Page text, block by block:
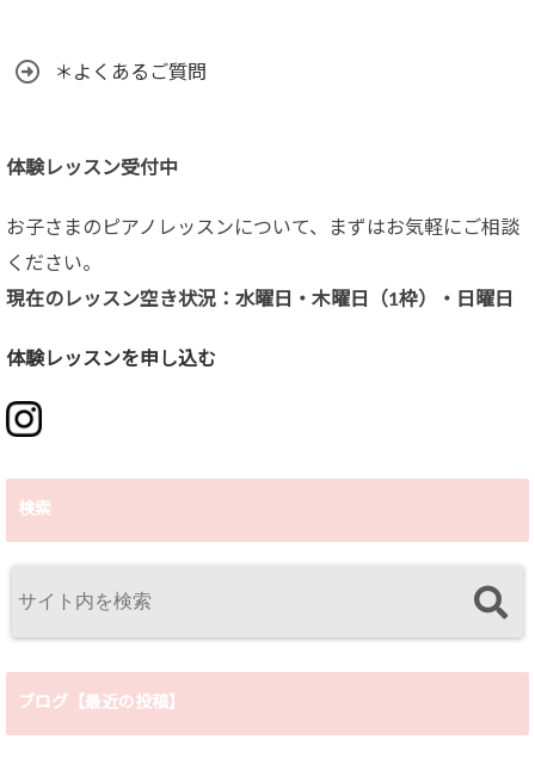
＊よくあるご質問
体験レッスン受付中
お子さまのピアノレッスンについて、まずはお気軽にご相談
ください。
現在のレッスン空き状況：水曜日・木曜日（1枠）・日曜日
体験レッスンを申し込む
検索
ブログ【最近の投稿】